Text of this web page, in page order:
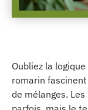
Oubliez la
romarin fascinent
de mélanges.